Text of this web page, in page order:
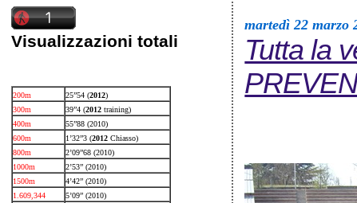
Visualizzazioni totali
200m 25”54 (2012)
300m
39”4 (2012 training)
400m
55”88 (2010)
600m
1’32”3 (2012 Chiasso)
800m
2’09”68 (2010)
1000m
2’53” (2010)
1500m
4’42” (2010)
1.609,344
5’09” (2010)
martedì 22 marzo
Tutta la